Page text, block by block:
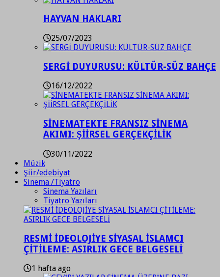
HAYVAN HAKLARI
25/07/2023
SERGİ DUYURUSU: KÜLTÜR-SÜZ BAHÇE
16/12/2022
SİNEMATEKTE FRANSIZ SİNEMA
AKIMI: ŞİİRSEL GERÇEKÇİLİK
30/11/2022
Müzik
Şiir/edebiyat
Sinema /Tiyatro
Sinema Yazıları
Tiyatro Yazıları
RESMİ İDEOLOJİYE SİYASAL İSLAMCI
ÇİTİLEME: ASIRLIK GECE BELGESELİ
1 hafta ago